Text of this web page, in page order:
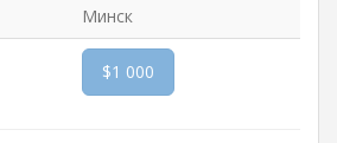
Минск
$1 000